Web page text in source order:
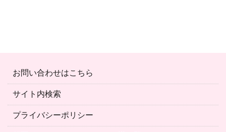
お問い合わせはこちら
サイト内検索
プライバシーポリシー